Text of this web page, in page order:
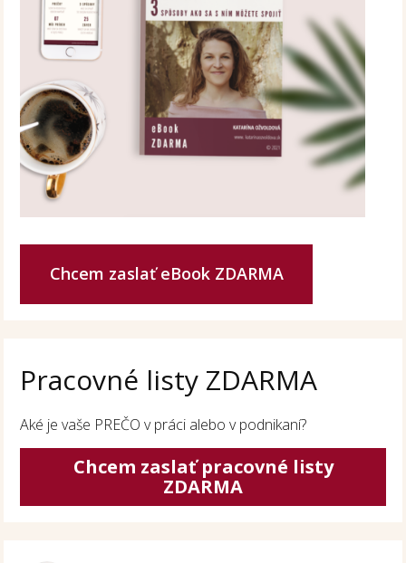
Chcem zaslať eBook ZDARMA
Pracovné listy ZDARMA
Aké je vaše PREČO v práci alebo v podnikaní?
Chcem zaslať pracovné listy
ZDARMA